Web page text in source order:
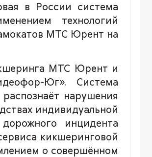
в России система
технологий
МТС Юрент на
МТС Юрент и
Юг». Система
нарушения
индивидуальной
инцидента
кикшеринговой
о совершённом